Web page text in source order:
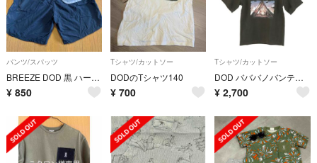
パンツ/スパッツ
BREEZE DOD 黒 ハーフパンツ 140 ブリーズ コラボ
¥ 850
Tシャツ/カットソー
DODのTシャツ140
¥ 700
Tシャツ/カットソー
DOD バババノバンティー kids 130 新品
¥ 2,700